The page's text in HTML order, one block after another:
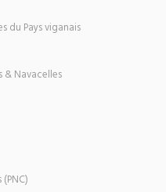
du Pays viganais
& Navacelles